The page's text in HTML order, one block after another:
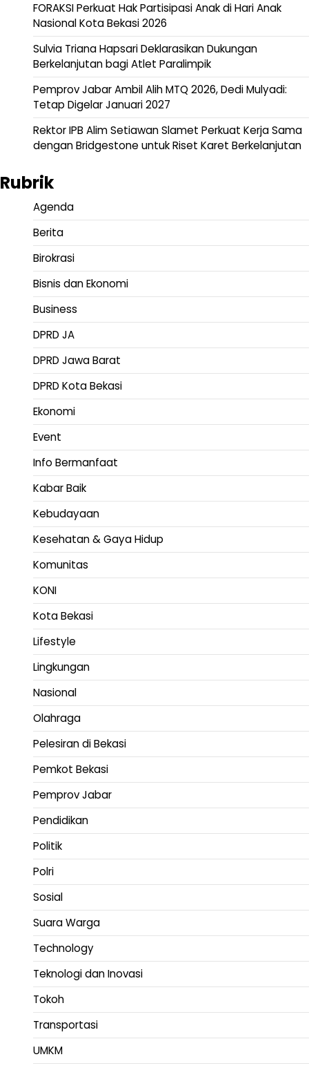
FORAKSI Perkuat Hak Partisipasi Anak di Hari Anak
Nasional Kota Bekasi 2026
Sulvia Triana Hapsari Deklarasikan Dukungan
Berkelanjutan bagi Atlet Paralimpik
Pemprov Jabar Ambil Alih MTQ 2026, Dedi Mulyadi:
Tetap Digelar Januari 2027
Rektor IPB Alim Setiawan Slamet Perkuat Kerja Sama
dengan Bridgestone untuk Riset Karet Berkelanjutan
Rubrik
Agenda
Berita
Birokrasi
Bisnis dan Ekonomi
Business
DPRD JA
DPRD Jawa Barat
DPRD Kota Bekasi
Ekonomi
Event
Info Bermanfaat
Kabar Baik
Kebudayaan
Kesehatan & Gaya Hidup
Komunitas
KONI
Kota Bekasi
Lifestyle
Lingkungan
Nasional
Olahraga
Pelesiran di Bekasi
Pemkot Bekasi
Pemprov Jabar
Pendidikan
Politik
Polri
Sosial
Suara Warga
Technology
Teknologi dan Inovasi
Tokoh
Transportasi
UMKM